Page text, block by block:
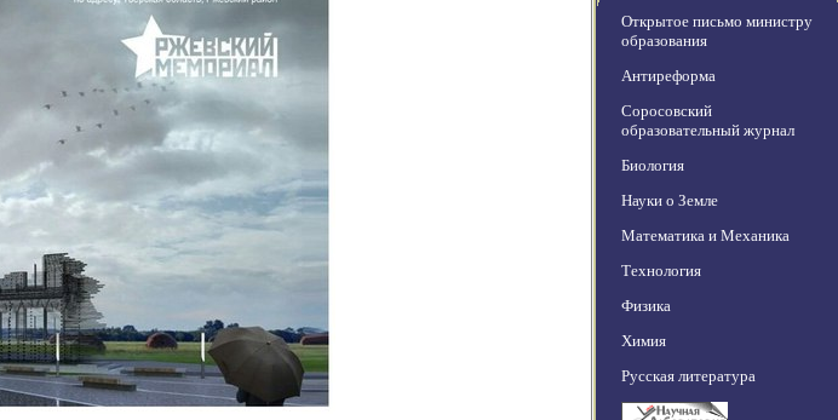
Открытое письмо министру
образования
Антиреформа
Соросовский
образовательный журнал
Биология
Науки о Земле
Математика и Механика
Технология
Физика
Химия
Русская литература